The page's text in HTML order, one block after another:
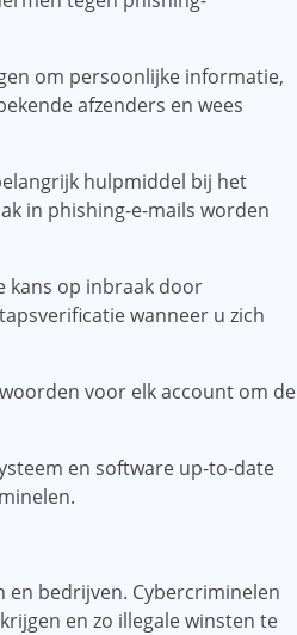
om persoonlijke informatie,
afzenders en wees
hulpmiddel bij het
in phishing-e-mails worden
kans op inbraak door
wanneer u zich
voor elk account om de
en software up-to-date
bedrijven. Cybercriminelen
en zo illegale winsten te